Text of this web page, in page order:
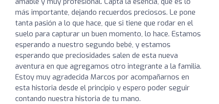
más importante, dejando recuerdos preciosos. Le pone
tanta pasión a lo que hace, que si tiene que rodar en el
suelo para capturar un buen momento, lo hace. Estamos
esperando a nuestro segundo bebé, y estamos
esperando que preciosidades salen de esta nueva
aventura en que agregamos otro integrante a la familia.
Estoy muy agradecida Marcos por acompañarnos en
esta historia desde el principio y espero poder seguir
contando nuestra historia de tu mano.